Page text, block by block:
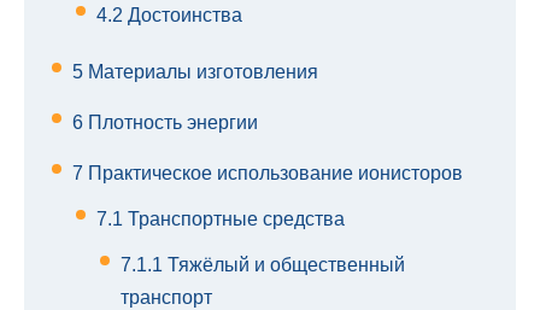
4.2 Достоинства
5 Материалы изготовления
6 Плотность энергии
7 Практическое использование ионисторов
7.1 Транспортные средства
7.1.1 Тяжёлый и общественный
транспорт